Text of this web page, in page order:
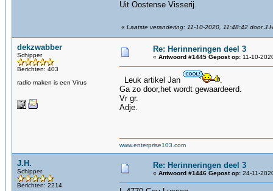
Uit Oostense Visserij.
« Laatste verandering: 11-10-2020, 11:48:42 door
dekzwabber
Schipper
Berichten: 403
radio maken is een Virus
Re: Herinneringen deel 3
« Antwoord #1445 Gepost op: 11-10-
Leuk artikel Jan
.
Ga zo door,het wordt gewaardeerd.
Vr gr.
Adje.
www.enterprise103.com
J.H.
Schipper
Berichten: 2214
Re: Herinneringen deel 3
« Antwoord #1446 Gepost op: 24-11-